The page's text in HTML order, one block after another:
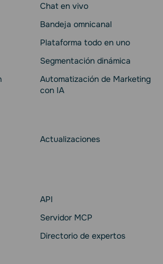
Chat en vivo
Bandeja omnicanal
Plataforma todo en uno
Segmentación dinámica
Automatización de Marketing
con IA
Actualizaciones
API
Servidor MCP
Directorio de expertos